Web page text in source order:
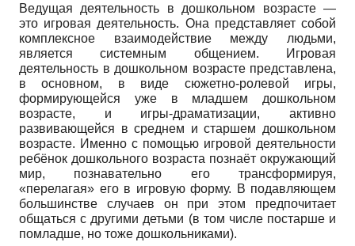
Ведущая деятельность в дошкольном возрасте —
это игровая деятельность. Она представляет собой
комплексное взаимодействие между людьми,
является системным общением. Игровая
деятельность в дошкольном возрасте представлена,
в основном, в виде сюжетно-ролевой игры,
формирующейся уже в младшем дошкольном
возрасте, и игры-драматизации, активно
развивающейся в среднем и старшем дошкольном
возрасте. Именно с помощью игровой деятельности
ребёнок дошкольного возраста познаёт окружающий
мир, познавательно его трансформируя,
«перелагая» его в игровую форму. В подавляющем
большинстве случаев он при этом предпочитает
общаться с другими детьми (в том числе постарше и
помладше, но тоже дошкольниками).